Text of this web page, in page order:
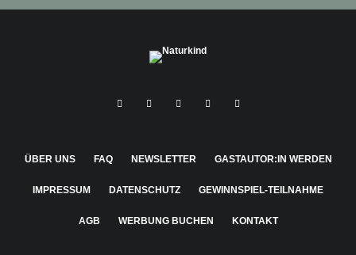
ÜBER UNS FAQ NEWSLETTER GASTAUTOR:IN WERDEN
IMPRESSUM DATENSCHUTZ GEWINNSPIEL-TEILNAHME
AGB WERBUNG BUCHEN KONTAKT